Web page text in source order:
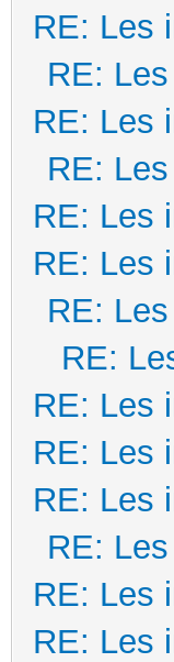
RE: Les
RE:
RE: Les
RE:
RE: Les
RE: Les
RE:
RE:
RE: Les
RE: Les
RE: Les
RE:
RE: Les
RE: Les